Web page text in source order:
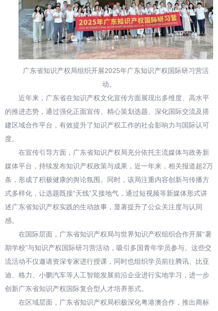
广东省知识产权局组织开展2025年广东知识产权国际研习营活
动。
近年来，广东省在知识产权文化宣传方面展现出多维度、高水平
的推进态势，通过强化正面宣传、精心策划选题、深化国际交流及搭
建区域合作平台，有效提升了知识产权工作的社会影响力与国际认可
度。
在宣传引导方面，广东省知识产权局充分依托主流媒体与政务新
媒体平台，持续发布知识产权政策与成果，近一年来，相关报道超2万
条，形成了积极健康的舆论氛围。同时，该局注重内容创新与传播方
式多样化，让选题既接“天线”又接地气，通过短视频等新媒体形式讲
述广东省知识产权实践的生动故事，显著提升了公众关注度与认同
感。
在国际层面，广东省知识产权局与世界知识产权组织合作开展“暑
期学校”与知识产权国际研习营活动，吸引多国青年学员参与。这些交
流活动不仅邀请资深专家进行授课，同时也组织学员前往腾讯、比亚
迪、格力、小鹏汽车等人工智能发展前沿企业进行实地学习，进一步
创新广东省知识产权国际复合型人才培养形式。
在区域层面，广东省知识产权局积极深化粤港澳合作，推出商标